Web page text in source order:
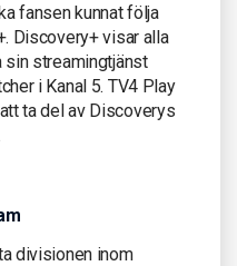
fansen kunnat följa
Discovery+ visar alla
sin streamingtjänst
i Kanal 5. TV4 Play
ta del av Discoverys
divisionen inom